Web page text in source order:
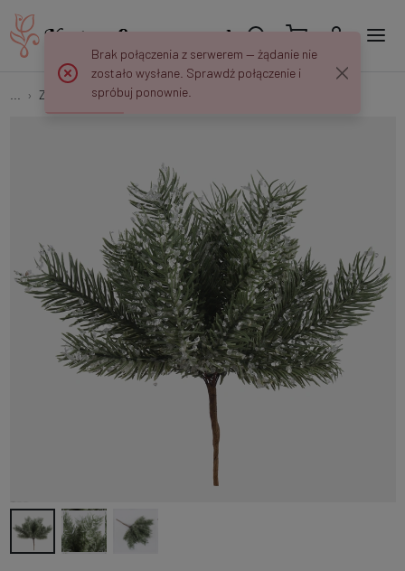
Zielone Dodatki Świerk oszroniony na piku S955
Brak połączenia z serwerem — żądanie nie
zostało wysłane. Sprawdź połączenie i
spróbuj ponownie.